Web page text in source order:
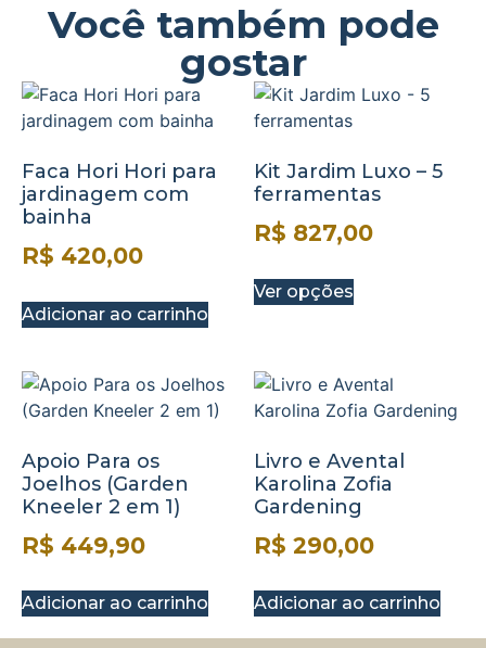
Você também pode
gostar
Faca Hori Hori para
jardinagem com
bainha
R$ 420,00
Adicionar ao carrinho
Kit Jardim Luxo – 5
ferramentas
R$ 827,00
Ver opções
Apoio Para os
Joelhos (Garden
Kneeler 2 em 1)
R$ 449,90
Adicionar ao carrinho
Livro e Avental
Karolina Zofia
Gardening
R$ 290,00
Adicionar ao carrinho